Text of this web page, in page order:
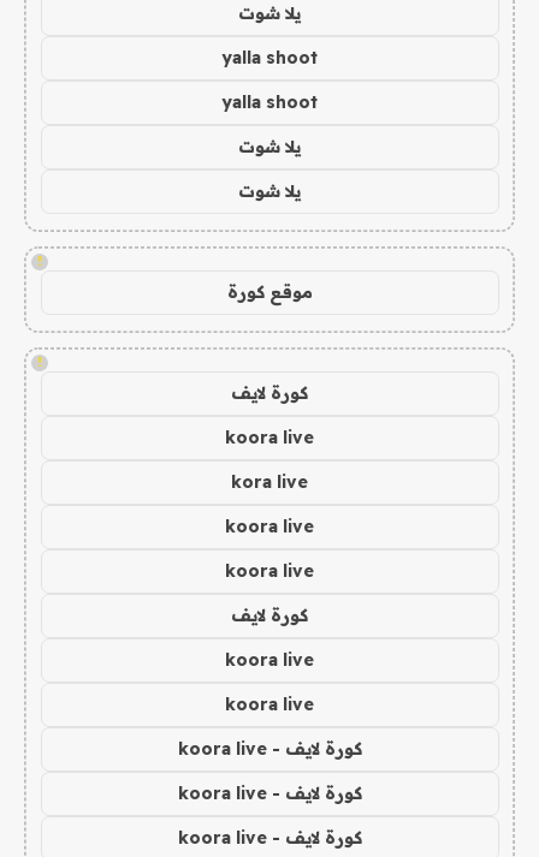
يلا شوت
yalla shoot
yalla shoot
يلا شوت
يلا شوت
!
موقع كورة
!
كورة لايف
koora live
kora live
koora live
koora live
كورة لايف
koora live
koora live
كورة لايف - koora live
كورة لايف - koora live
كورة لايف - koora live